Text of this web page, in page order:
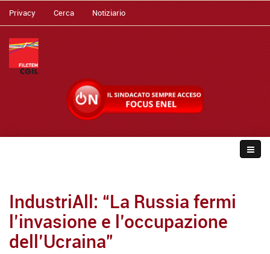
Privacy Cerca Notiziario
IndustriAll: “La Russia fermi
l’invasione e l’occupazione
dell’Ucraina”